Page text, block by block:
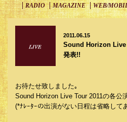
RADIO
MAGAZINE WEB/
2011.06.15
Sound Horizon Live
発表!!
お待たせ致しました｡
Sound Horizon Live Tour 2011の各公
(*ﾅﾚｰﾀｰの出演がない日程は省略して